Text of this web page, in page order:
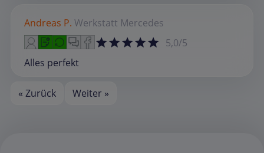
Andreas P. Werkstatt Mercedes
5,0/5
Alles perfekt
« Zurück Weiter »